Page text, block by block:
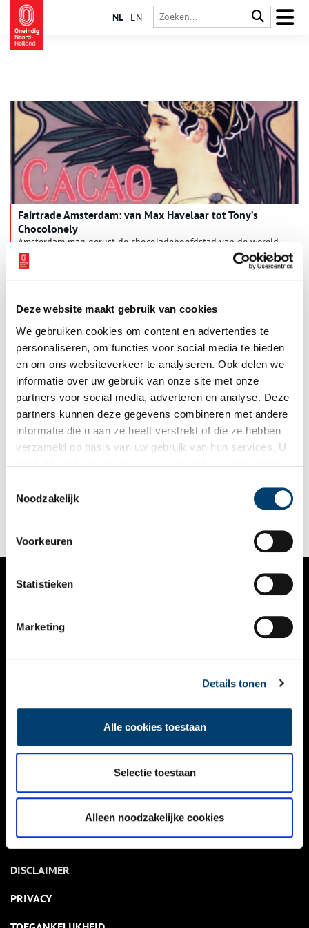
Deze website maakt gebruik van cookies
We gebruiken cookies om content en advertenties te
personaliseren, om functies voor social media te bieden
en om ons websiteverkeer te analyseren. Ook delen we
informatie over uw gebruik van onze site met onze
partners voor social media, adverteren en analyse. Deze
partners kunnen deze gegevens combineren met andere
informatie die u aan ze heeft verstrekt of die ze hebben
verzameld op basis van uw gebruik van hun services. U
Noodzakelijk
Voorkeuren
Statistieken
Marketing
Details tonen
Alle cookies toestaan
Selectie toestaan
Alleen noodzakelijke cookies
NL EN
Fairtrade Amsterdam: van Max Havelaar tot Tony’s
Chocolonely
Amsterdam mag gerust de chocoladehoofdstad van de wereld
genoemd worden. Dagelijks vaart meer dan 600.000 ton cacao
uit West-Afrika de Amsterdamse haven binnen. Ook speelt de
hoofdstad een voortrekkersrol op het gebied van fairtrade. Dit
Multatuli zijn roman Max Havelaar schreef. Vandaag de dag is
de stad de thuisbasis van grote fairtrade labels en
chocoladebedrijven, maar ook van kleine eerlijke en duurzame
initiatieven.
Frisse neus halen langs de Amstel: Van Berlage naar
vrijend paartje
Even de spreekwoordelijke ‘frisse neus halen’ is er soms
Amsterdam naar de Bullewijk in Ouderkerk aan de Amstel.
Pakweg tien kilometer met verrassende verhalen. Deel 1:
NIEUWS
KALENDER
ACTIVITEITEN
NIEUWSBRIEF
DISCLAIMER
PRIVACY